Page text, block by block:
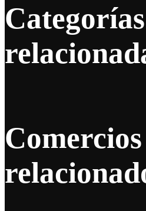
Categorías
Comercios